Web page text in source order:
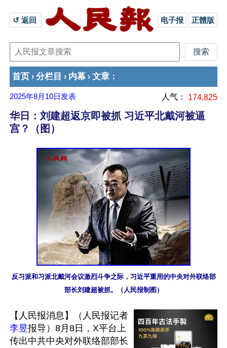
↺ 返回 电子报 正體版
首页 › 分栏目 › 内幕 › 文章 ：
2025年8月10日 发表 人气： 174,825
华日：刘建超返京即被抓 习近平北戴河被逼
宫？（图）
反习派和习派北戴河会议激烈斗争之际，习近平重用的中央对外联络部
部长刘建超被抓。（人民报制图）
【人民报消息】（人民报记者
李昱报导）8月8日，X平台上
传出中共中央对外联络部部长